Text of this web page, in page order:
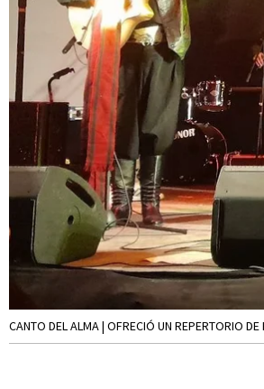
CANTO DEL ALMA | OFRECIÓ UN REPERTORIO